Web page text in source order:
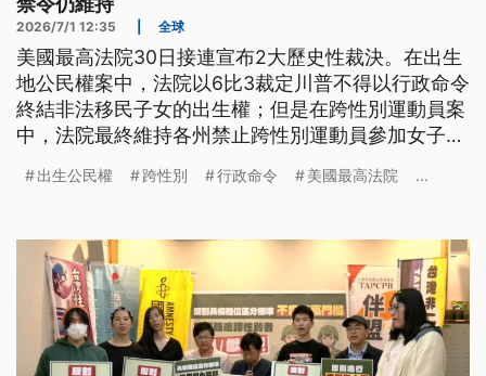
禁令仍維持
2026/7/1 12:35 全球
美國最高法院30日接連宣布2大歷史性裁決。在出生
地公民權案中，法院以6比3裁定川普不得以行政命令
終結非法移民子女的出生權；但是在跨性別運動員案
中，法院最終維持各州禁止跨性別運動員參加女子賽
性運動員的一大勝利，但對於出生權的宣判，他將透
出生公民權 跨性別 行政命令 美國最高法院 ...